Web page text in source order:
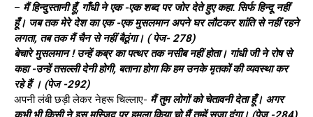
– मैं हिन्दुस्तानी हूँ, गाँधी ने एक -एक शब्द पर जोर देते हुए कहा. सिर्फ हिन्दू नहीं
हूँ। जब तक मेरे देश का एक -एक मुसलमान अपने घर लौटकर शांति से नहीं रहने
लगता, तब तक मैं चैन से नहीं बैठूंगा। ( पेज- 278)
बेचारे मुसलमान ! उन्हें कब्र का पत्थर तक नसीब नहीं होता। गांधी जी ने रोष से
कहा -उन्हें तसल्ली देनी होगी, बताना होगा कि हम उनके मृतकों की व्यवस्था कर
रहे हैं । (पेज -292)
अपनी लंबी छड़ी लेकर नेहरू चिल्लाए- मैं तुम लोगों को चेतावनी देता हूँ। अगर